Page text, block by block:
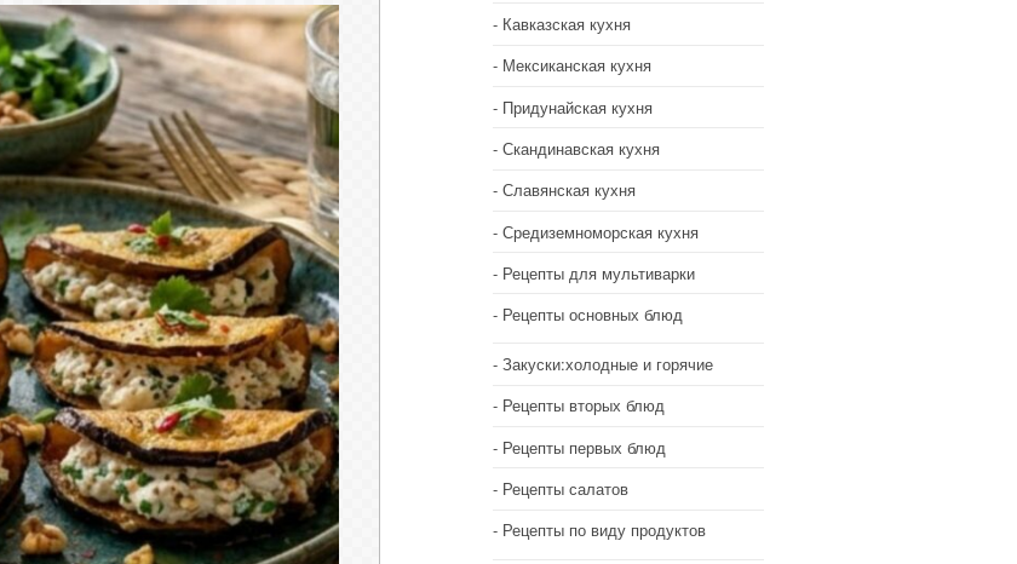
Кавказская кухня
Мексиканская кухня
Придунайская кухня
Скандинавская кухня
Славянская кухня
Средиземноморская кухня
Рецепты для мультиварки
Рецепты основных блюд
Закуски:холодные и горячие
Рецепты вторых блюд
Рецепты первых блюд
Рецепты салатов
Рецепты по виду продуктов